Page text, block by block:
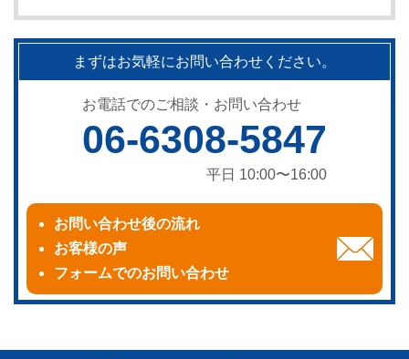
まずはお気軽にお問い合わせください。
お電話でのご相談・お問い合わせ
06-6308-5847
平日 10:00〜16:00
お問い合わせ後の流れ
お客様の声
フォームでのお問い合わせ